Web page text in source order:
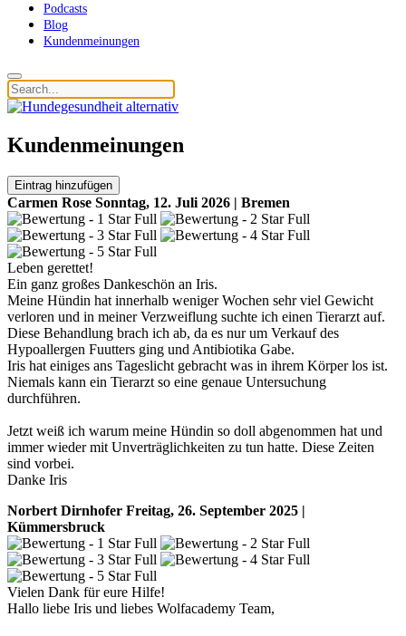
Podcasts
Blog
Kundenmeinungen
Kundenmeinungen
Eintrag hinzufügen
Carmen Rose Sonntag, 12. Juli 2026 | Bremen
Leben gerettet!
Ein ganz großes Dankeschön an Iris.
Meine Hündin hat innerhalb weniger Wochen sehr viel Gewicht
verloren und in meiner Verzweiflung suchte ich einen Tierarzt auf.
Diese Behandlung brach ich ab, da es nur um Verkauf des
Hypoallergen Fuutters ging und Antibiotika Gabe.
Iris hat einiges ans Tageslicht gebracht was in ihrem Körper los ist.
Niemals kann ein Tierarzt so eine genaue Untersuchung
durchführen.
Jetzt weiß ich warum meine Hündin so doll abgenommen hat und
immer wieder mit Unverträglichkeiten zu tun hatte. Diese Zeiten
sind vorbei.
Danke Iris
Norbert Dirnhofer Freitag, 26. September 2025 |
Kümmersbruck
Vielen Dank für eure Hilfe!
Hallo liebe Iris und liebes Wolfacademy Team,